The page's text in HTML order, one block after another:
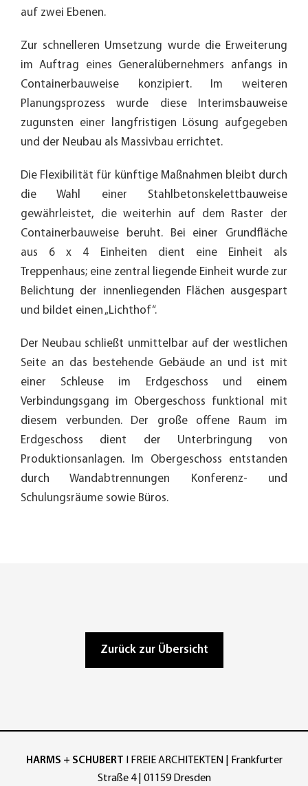
auf zwei Ebenen.
Zur schnelleren Umsetzung wurde die Erweiterung
im Auftrag eines Generalübernehmers anfangs in
Containerbauweise konzipiert. Im weiteren
Planungsprozess wurde diese Interimsbauweise
zugunsten einer langfristigen Lösung aufgegeben
und der Neubau als Massivbau errichtet.
Die Flexibilität für künftige Maßnahmen bleibt durch
die Wahl einer Stahlbetonskelettbauweise
gewährleistet, die weiterhin auf dem Raster der
Containerbauweise beruht. Bei einer Grundfläche
aus 6 x 4 Einheiten dient eine Einheit als
Treppenhaus; eine zentral liegende Einheit wurde zur
Belichtung der innenliegenden Flächen ausgespart
und bildet einen „Lichthof“.
Der Neubau schließt unmittelbar auf der westlichen
Seite an das bestehende Gebäude an und ist mit
einer Schleuse im Erdgeschoss und einem
Verbindungsgang im Obergeschoss funktional mit
diesem verbunden. Der große offene Raum im
Erdgeschoss dient der Unterbringung von
Produktionsanlagen. Im Obergeschoss entstanden
durch Wandabtrennungen Konferenz- und
Schulungsräume sowie Büros.
Zurück zur Übersicht
HARMS + SCHUBERT Ι FREIE ARCHITEKTEN | Frankfurter
Straße 4 | 01159 Dresden